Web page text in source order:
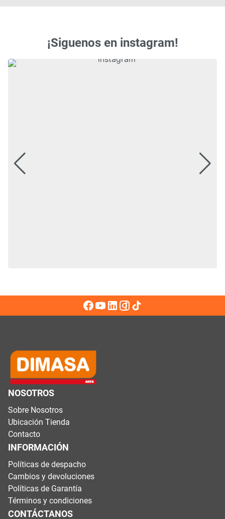
¡Siguenos en instagram!
NOSOTROS
Sobre Nosotros
Ubicación Tienda
Contacto
INFORMACIÓN
Políticas de despacho
Cambios y devoluciones
Políticas de Garantía
Términos y condiciones
CONTÁCTANOS